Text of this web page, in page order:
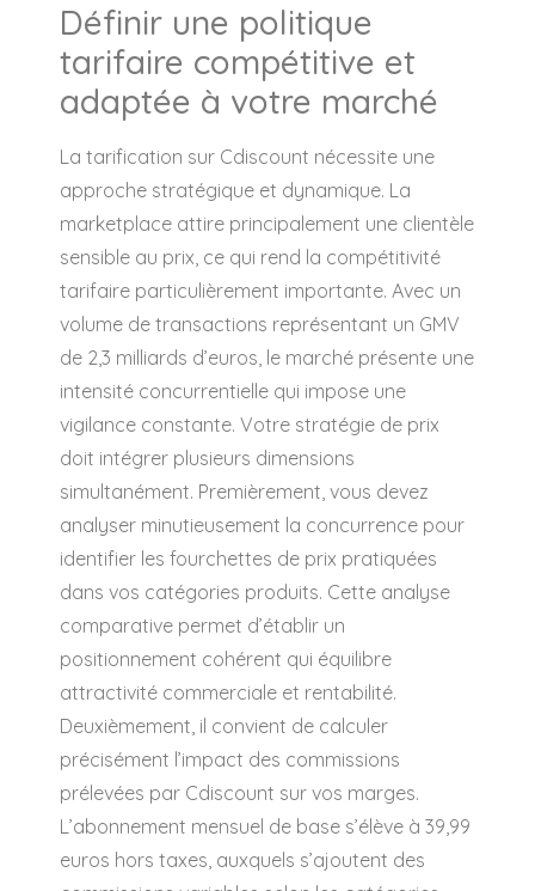
Définir une politique
tarifaire compétitive et
adaptée à votre marché
La tarification sur Cdiscount nécessite une
approche stratégique et dynamique. La
marketplace attire principalement une clientèle
sensible au prix, ce qui rend la compétitivité
tarifaire particulièrement importante. Avec un
volume de transactions représentant un GMV
de 2,3 milliards d’euros, le marché présente une
intensité concurrentielle qui impose une
vigilance constante. Votre stratégie de prix
doit intégrer plusieurs dimensions
simultanément. Premièrement, vous devez
analyser minutieusement la concurrence pour
identifier les fourchettes de prix pratiquées
dans vos catégories produits. Cette analyse
comparative permet d’établir un
positionnement cohérent qui équilibre
attractivité commerciale et rentabilité.
Deuxièmement, il convient de calculer
précisément l’impact des commissions
prélevées par Cdiscount sur vos marges.
L’abonnement mensuel de base s’élève à 39,99
euros hors taxes, auxquels s’ajoutent des